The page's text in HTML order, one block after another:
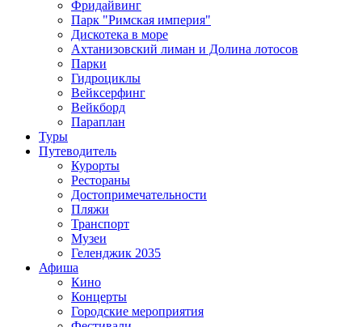
Фридайвинг
Парк "Римская империя"
Дискотека в море
Ахтанизовский лиман и Долина лотосов
Парки
Гидроциклы
Вейксерфинг
Вейкборд
Параплан
Туры
Путеводитель
Курорты
Рестораны
Достопримечательности
Пляжи
Транспорт
Музеи
Геленджик 2035
Афиша
Кино
Концерты
Городские мероприятия